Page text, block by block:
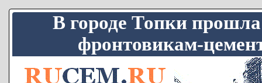
В городе Топки
фронтовикам-